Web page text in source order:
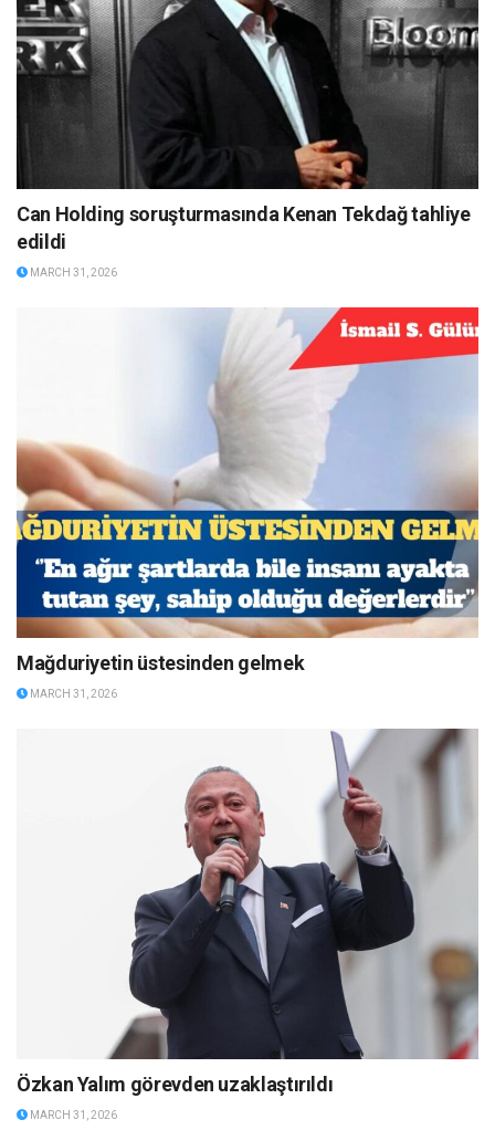
Can Holding soruşturmasında Kenan Tekdağ tahliye
edildi
MARCH 31, 2026
Mağduriyetin üstesinden gelmek
MARCH 31, 2026
Özkan Yalım görevden uzaklaştırıldı
MARCH 31, 2026